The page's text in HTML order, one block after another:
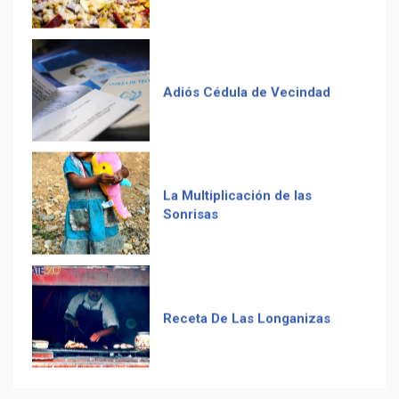
La Multiplicación de las
Receta De Las Longanizas
Frases guatemaltecas